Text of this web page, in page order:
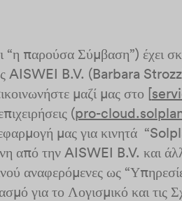
παρούσα Σύμβαση”) έχει
AISWEI B.V. (Barbara
μαζί μας στο [
(pro-
μας για κινητά
από την AISWEI B.V. και
αναφερόμενες ως
για το Λογισμικό και τις